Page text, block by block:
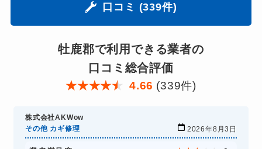
口コミ (339件)
牡鹿郡で利用できる業者の
口コミ総合評価
★★★★★ 4.66 (339件)
株式会社AKWow
その他 カギ修理
2026年8月3日